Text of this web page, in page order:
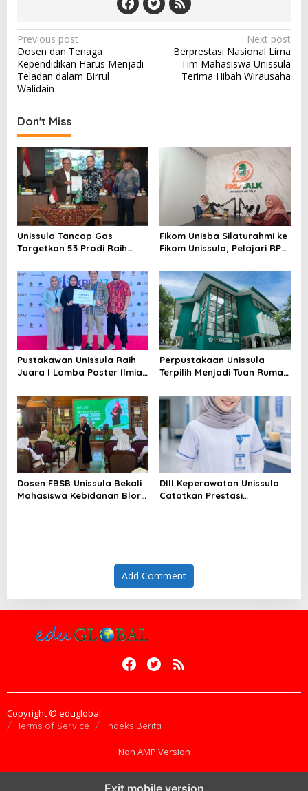
Post
navigation
Previous post
Dosen dan Tenaga
Kependidikan Harus Menjadi
Teladan dalam Birrul
Walidain
Next post
Berprestasi Nasional Lima
Tim Mahasiswa Unissula
Terima Hibah Wirausaha
Don't Miss
Unissula Tancap Gas
Targetkan 53 Prodi Raih
ACQUIN Lewat Jalur Fast
Track
Fikom Unisba Silaturahmi ke
Fikom Unissula, Pelajari RPL
Laboratorium Unggulan
Pustakawan Unissula Raih
Juara I Lomba Poster Ilmiah
Perpustakaan Unissula
Terpilih Menjadi Tuan Rumah
Dosen FBSB Unissula Bekali
Mahasiswa Kebidanan Blora
DIII Keperawatan Unissula
Catatkan Prestasi
Add Comment
Copyright © eduglobal
Terms of Service Indeks Berita
Non AMP Version
Exit mobile version